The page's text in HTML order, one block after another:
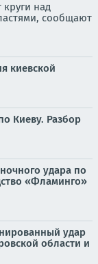
над
сообщают
киевской
Киеву. Разбор
удара по
«Фламинго»
удар
области и